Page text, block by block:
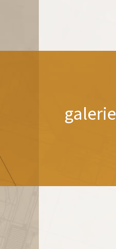
galerie